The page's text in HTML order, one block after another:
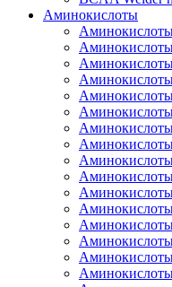
Аминокислоты
Аминокислоты